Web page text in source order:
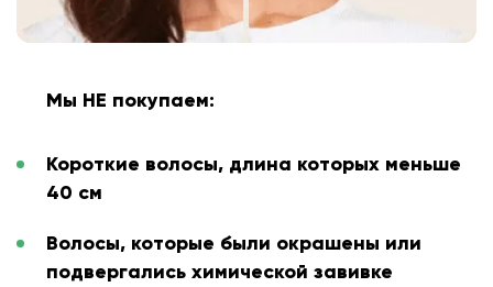
Мы НЕ покупаем:
Короткие волосы, длина которых меньше
40 см
Волосы, которые были окрашены или
подвергались химической завивке